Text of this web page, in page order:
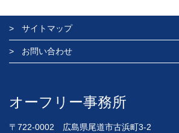
サイトマップ
お問い合わせ
オーフリー事務所
〒722-0002 広島県尾道市古浜町3-2